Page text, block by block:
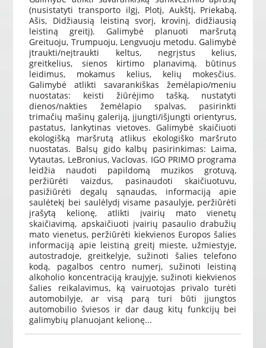
(nusistatyti transporto ilgį, Plotį, Aukštį, Priekabą,
Ašis, Didžiausią leistiną svorį, krovinį, didžiausią
leistiną greitį). Galimybė planuoti maršrutą
Greituoju, Trumpuoju, Lengvuoju metodu. Galimybė
įtraukti/neįtraukti keltus, negrįstus kelius,
greitkelius, sienos kirtimo planavimą, būtinus
leidimus, mokamus kelius, kelių mokesčius.
Galimybė atlikti savarankiškas žemėlapio/meniu
nuostatas: keisti žiūrėjimo tašką, nustatyti
dienos/nakties žemėlapio spalvas, pasirinkti
trimačių mašinų galeriją, įjungti/išjungti orientyrus,
pastatus, lankytinas vietoves. Galimybė skaičiuoti
ekologišką maršrutą atlikus ekologiško maršruto
nuostatas. Balsų gido kalbų pasirinkimas: Laima,
Vytautas, LeBronius, Vaclovas. IGO PRIMO programa
leidžia naudoti papildomą muzikos grotuvą,
peržiūrėti vaizdus, pasinaudoti skaičiuotuvu,
pasižiūrėti degalų sąnaudas, informaciją apie
saulėtekį bei saulėlydį visame pasaulyje, peržiūrėti
įrašytą kelionę, atlikti įvairių mato vienetų
skaičiavimą, apskaičiuoti įvairių pasaulio drabužių
mato vienetus, peržiūrėti kiekvienos Europos šalies
informaciją apie leistiną greitį mieste, užmiestyje,
autostradoje, greitkelyje, sužinoti šalies telefono
kodą, pagalbos centro numerį, sužinoti leistiną
alkoholio koncentraciją kraujyje, sužinoti kiekvienos
šalies reikalavimus, ką vairuotojas privalo turėti
automobilyje, ar visą parą turi būti įjungtos
automobilio šviesos ir dar daug kitų funkcijų bei
galimybių planuojant kelionę...